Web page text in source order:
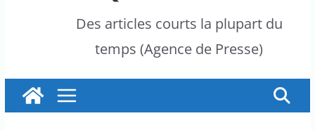
Des articles courts la plupart du
temps (Agence de Presse)